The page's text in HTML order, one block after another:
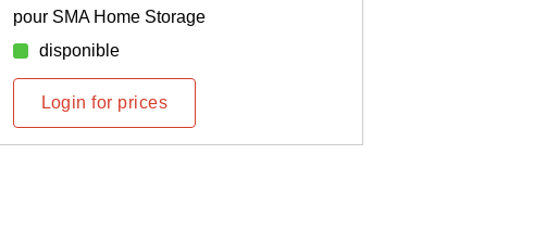
pour SMA Home Storage
disponible
Login for prices